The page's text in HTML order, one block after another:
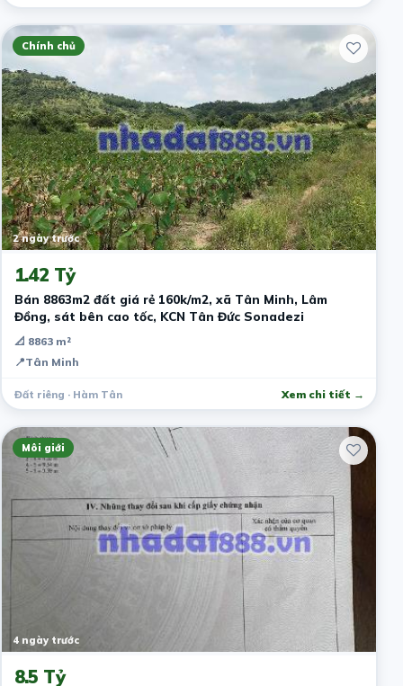
Chính chủ
2 ngày trước
1.42 Tỷ
Bán 8863m2 đất giá rẻ 160k/m2, xã Tân Minh, Lâm
Đồng, sát bên cao tốc, KCN Tân Đức Sonadezi
📐 8863 m²
📍Tân Minh
Đất riêng · Hàm Tân Xem chi tiết →
Môi giới
4 ngày trước
8.5 Tỷ